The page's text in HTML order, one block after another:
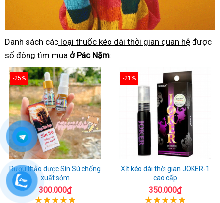
Danh sách các loại thuốc kéo dài thời gian quan hệ được
số đông tìm mua ở Pác Nặm:
-25%
Rượu thảo dược Sìn Sú chống
xuất sớm
300.000₫
-21%
Xịt kéo dài thời gian JOKER-1
cao cấp
350.000₫